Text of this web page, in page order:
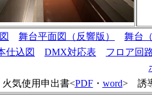
舞台平面図（反響版）
舞台
仕込図
DMX対応表
フロア回
気使用申出書<PDF・ word> 誘